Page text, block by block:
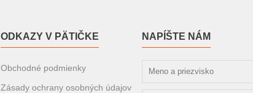
ODKAZY V PÄTIČKE
Obchodné podmienky
Zásady ochrany osobných údajov
NAPÍŠTE NÁM